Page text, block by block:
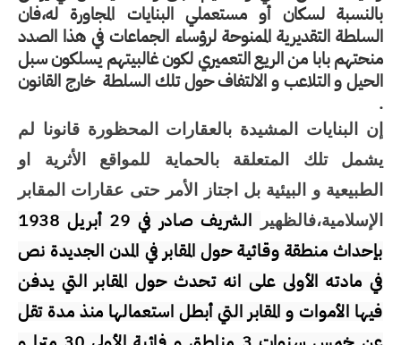
بالنسبة لسكان أو مستعملي البنايات المجاورة له،فان
السلطة التقديرية الممنوحة لرؤساء الجماعات في هذا الصدد
منحتهم بابا من الريع التعميري لكون غالبيتهم يسلكون سبل
الحيل و التلاعب و الالتفاف حول تلك السلطة خارج القانون
.
إن البنايات المشيدة بالعقارات المحظورة قانونا لم
يشمل تلك المتعلقة بالحماية للمواقع الأثرية او
الطبيعية و البيئية بل اجتاز الأمر حتى عقارات المقابر
الإسلامية،فالظهير
الشريف صادر في 29 أبريل 1938
بإحداث منطقة وقائية حول المقابر في المدن الجديدة نص
في مادته الأولى على انه تحدث حول المقابر التي يدفن
فيها الأموات و المقابر التي أبطل استعمالها منذ مدة تقل